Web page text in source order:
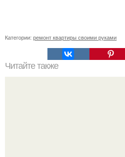
Категории: ремонт квартиры своими руками
Читайте также